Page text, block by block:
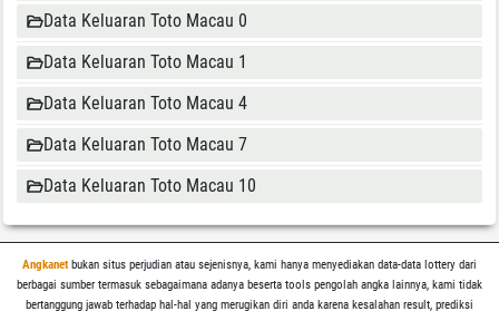
Data Keluaran Toto Macau 0
Data Keluaran Toto Macau 1
Data Keluaran Toto Macau 4
Data Keluaran Toto Macau 7
Data Keluaran Toto Macau 10
Angkanetbukan situs perjudian atau sejenisnya, kami hanya menyediakan data-data lottery dari
berbagai sumber termasuk sebagaimana adanya beserta tools pengolah angka lainnya, kami tidak
bertanggung jawab terhadap hal-hal yang merugikan diri anda karena kesalahan result, prediksi